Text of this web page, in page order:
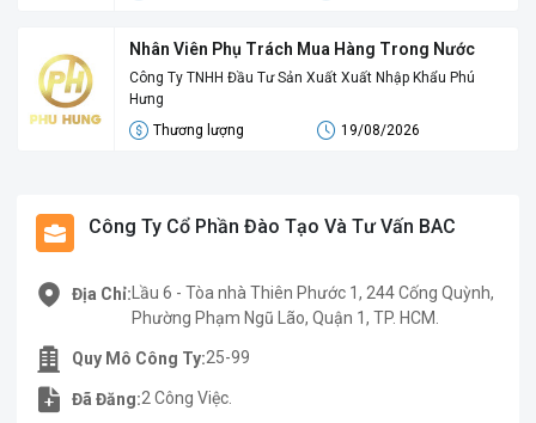
Nhân Viên Phụ Trách Mua Hàng Trong Nước
Công Ty TNHH Đầu Tư Sản Xuất Xuất Nhập Khẩu Phú
Hưng
Thương lượng
19/08/2026
Công Ty Cổ Phần Đào Tạo Và Tư Vấn BAC
Địa Chỉ: Lầu 6 - Tòa nhà Thiên Phước 1, 244 Cống Quỳnh,
Phường Phạm Ngũ Lão, Quận 1, TP. HCM.
Quy Mô Công Ty:25-99
Đã Đăng:2 Công Việc.